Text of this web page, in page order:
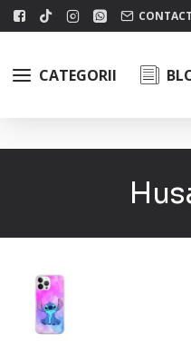
CONTACT
CATEGORII